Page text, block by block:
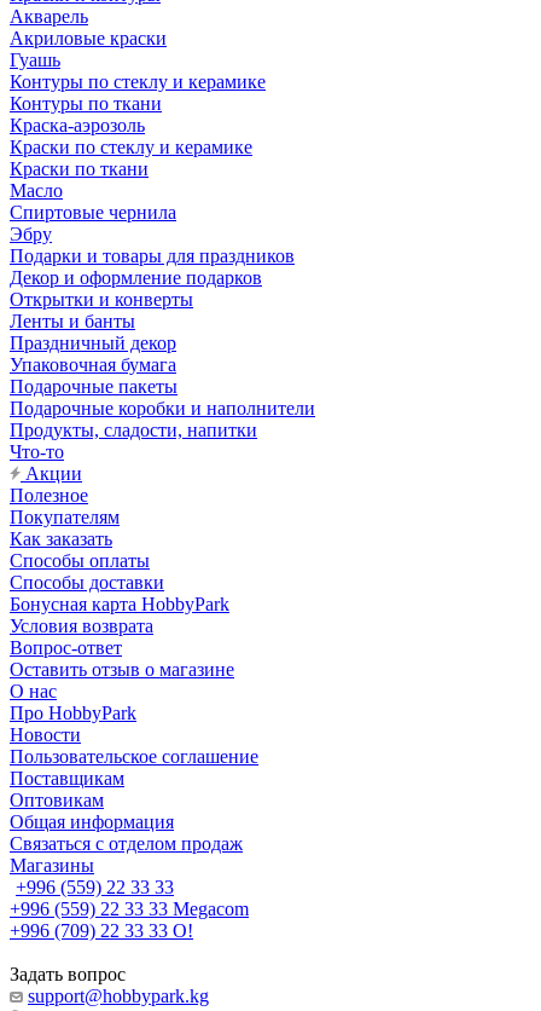
Акварель
Акриловые краски
Гуашь
Контуры по стеклу и керамике
Контуры по ткани
Краска-аэрозоль
Краски по стеклу и керамике
Краски по ткани
Масло
Спиртовые чернила
Эбру
Подарки и товары для праздников
Декор и оформление подарков
Открытки и конверты
Ленты и банты
Праздничный декор
Упаковочная бумага
Подарочные пакеты
Подарочные коробки и наполнители
Продукты, сладости, напитки
Что-то
Акции
Полезное
Покупателям
Как заказать
Способы оплаты
Способы доставки
Бонусная карта HobbyPark
Условия возврата
Вопрос-ответ
Оставить отзыв о магазине
О нас
Про HobbyPark
Новости
Пользовательское соглашение
Поставщикам
Оптовикам
Общая информация
Связаться с отделом продаж
Магазины
+996 (559) 22 33 33
+996 (559) 22 33 33 Megacom
+996 (709) 22 33 33 O!
Задать вопрос
support@hobbypark.kg